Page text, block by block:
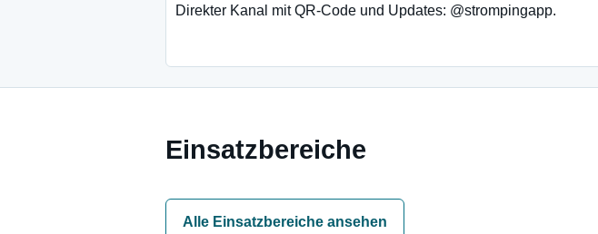
Direkter Kanal mit QR-Code und Updates: @strompingapp.
Einsatzbereiche
Alle Einsatzbereiche ansehen